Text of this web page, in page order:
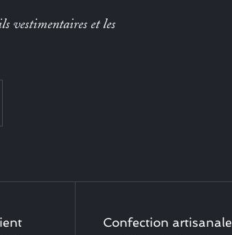
vestimentaires et les
Confection artisanale